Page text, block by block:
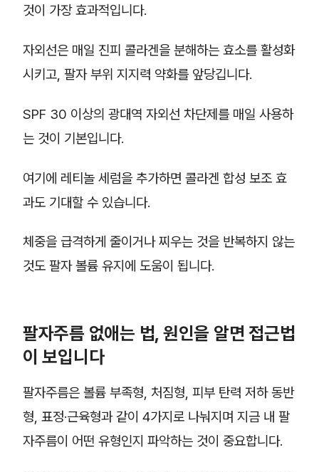
것이 가장 효과적입니다.
자외선은 매일 진피 콜라겐을 분해하는 효소를 활성화
시키고, 팔자 부위 지지력 약화를 앞당깁니다.
SPF 30 이상의 광대역 자외선 차단제를 매일 사용하
는 것이 기본입니다.
여기에 레티놀 세럼을 추가하면 콜라겐 합성 보조 효
과도 기대할 수 있습니다.
체중을 급격하게 줄이거나 찌우는 것을 반복하지 않는
것도 팔자 볼륨 유지에 도움이 됩니다.
팔자주름 없애는 법, 원인을 알면 접근법
이 보입니다
팔자주름은 볼륨 부족형, 처짐형, 피부 탄력 저하 동반
형, 표정·근육형과 같이 4가지로 나눠지며 지금 내 팔
자주름이 어떤 유형인지 파악하는 것이 중요합니다.